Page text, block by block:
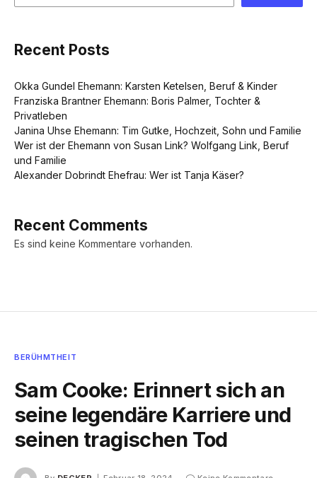
Recent Posts
Okka Gundel Ehemann: Karsten Ketelsen, Beruf & Kinder
Franziska Brantner Ehemann: Boris Palmer, Tochter &
Privatleben
Janina Uhse Ehemann: Tim Gutke, Hochzeit, Sohn und Familie
Wer ist der Ehemann von Susan Link? Wolfgang Link, Beruf
und Familie
Alexander Dobrindt Ehefrau: Wer ist Tanja Käser?
Recent Comments
Es sind keine Kommentare vorhanden.
BERÜHMTHEIT
Sam Cooke: Erinnert sich an
seine legendäre Karriere und
seinen tragischen Tod